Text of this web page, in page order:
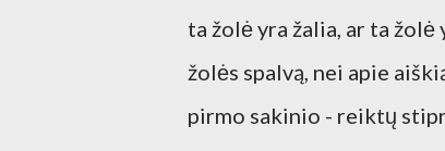
ta žolė yra žalia, ar ta
žolės spalvą, nei apie
pirmo sakinio - reiktų